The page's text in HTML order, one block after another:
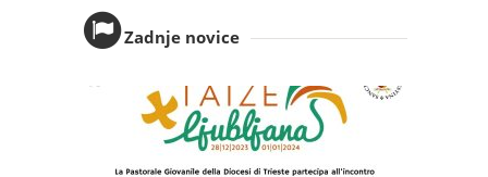
Zadnje novice